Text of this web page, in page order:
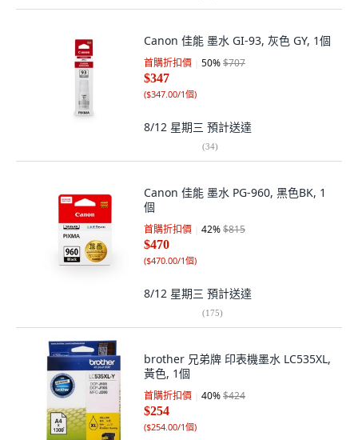
Canon 佳能 墨水 GI-93, 灰色 GY, 1個
首購折扣價 50%$707
$347
($347.00/1個)
8/12 星期三 預計送達
(34)
Canon 佳能 墨水 PG-960, 黑色BK, 1
個
首購折扣價 42%$815
$470
($470.00/1個)
8/12 星期三 預計送達
(175)
brother 兄弟牌 印表機墨水 LC535XL,
黃色, 1個
首購折扣價 40%$424
$254
($254.00/1個)